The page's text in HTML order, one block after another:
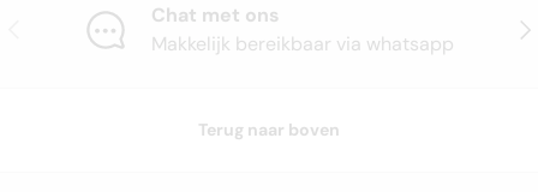
Chat met ons
Makkelijk bereikbaar via whatsapp
Terug naar boven